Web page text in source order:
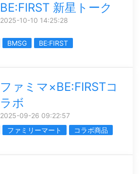
BE:FIRST 新星トーク
2025-10-10 14:25:28
BMSG
BE:FIRST
ファミマ×BE:FIRSTコ
ラボ
2025-09-26 09:22:57
ファミリーマート
コラボ商品